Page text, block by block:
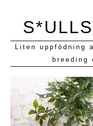
BLOGG
KULLAR VI HAFT
Liten uppfödning